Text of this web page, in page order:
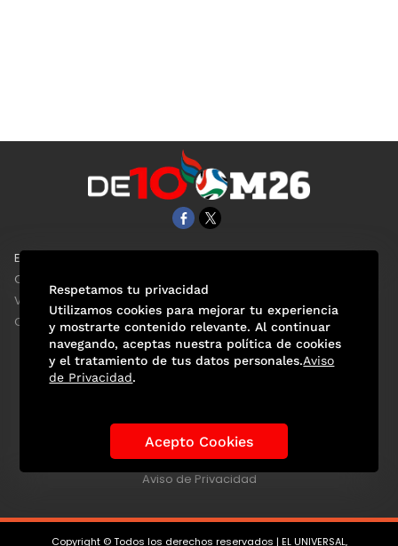
EL UNIVERSAL
Clase
ViveUSA
Confabulario
Historia de los Mundiales Lo viral Anécdotas Mundialistas
Las Figuras Tendencias Directorio
Aviso de Privacidad
Copyright © Todos los derechos reservados | EL UNIVERSAL,
Respetamos tu privacidad
Utilizamos cookies para mejorar tu experiencia
y mostrarte contenido relevante. Al continuar
navegando, aceptas nuestra política de cookies
y el tratamiento de tus datos personales.Aviso
de Privacidad.
Acepto Cookies